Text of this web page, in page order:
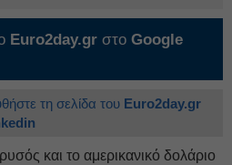
Euro2day.gr στο Google
τη σελίδα του Euro2day.gr
και το αμερικανικό δολάριο